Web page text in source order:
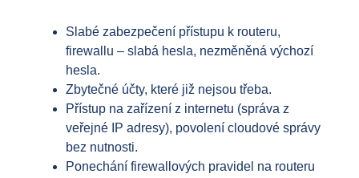
Slabé zabezpečení přístupu k routeru,
firewallu – slabá hesla, nezměněná výchozí
hesla.
Zbytečné účty, které již nejsou třeba.
Přístup na zařízení z internetu (správa z
veřejné IP adresy), povolení cloudové správy
bez nutnosti.
Ponechání firewallových pravidel na routeru